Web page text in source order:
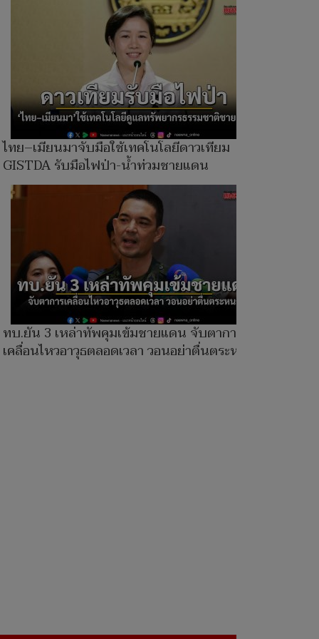
ไทย–เมียนมาจับมือใช้เทคโนโลยีดาวเทียม
GISTDA รับมือไฟป่า-น้ำท่วมชายแดน
ทบ.ยัน 3 เหล่าทัพคุมเข้มชายแดน จับตาการ
เคลื่อนไหวอาวุธตลอดเวลา วอนอย่าตื่นตระหนก